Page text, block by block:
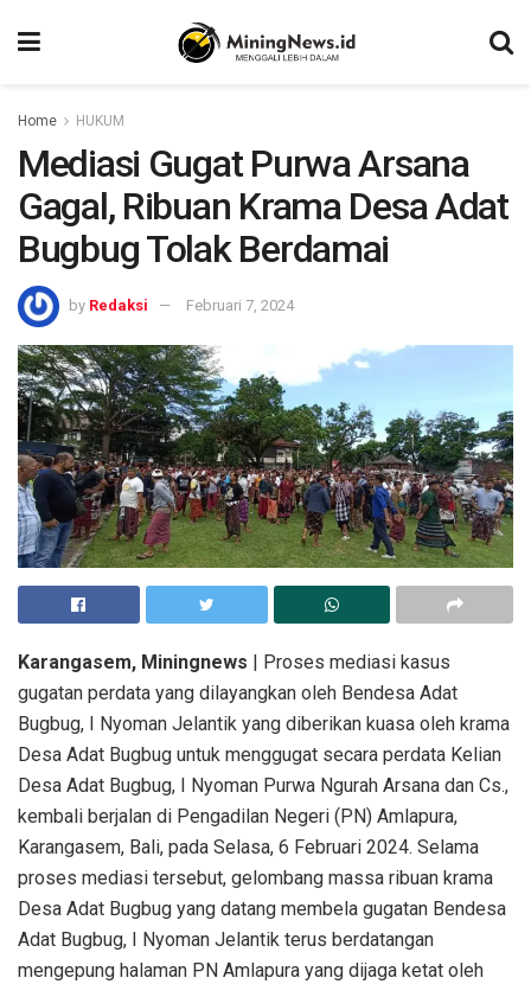
Home HUKUM
Mediasi Gugat Purwa Arsana
Gagal, Ribuan Krama Desa Adat
Bugbug Tolak Berdamai
by Redaksi Februari 7, 2024
Ribuan krama Desa Adat Bugbug kembali membully Purwa Arsana, usai
sidang mediasi, karena tidak berani keluar dari pintu utama PN Amlapura,
Karangasem, Miningnews | Proses mediasi kasus
gugatan perdata yang dilayangkan oleh Bendesa Adat
Bugbug, I Nyoman Jelantik yang diberikan kuasa oleh krama
Desa Adat Bugbug untuk menggugat secara perdata Kelian
Desa Adat Bugbug, I Nyoman Purwa Ngurah Arsana dan Cs.,
kembali berjalan di Pengadilan Negeri (PN) Amlapura,
Karangasem, Bali, pada Selasa, 6 Februari 2024. Selama
proses mediasi tersebut, gelombang massa ribuan krama
Desa Adat Bugbug yang datang membela gugatan Bendesa
Adat Bugbug, I Nyoman Jelantik terus berdatangan
mengepung halaman PN Amlapura yang dijaga ketat oleh